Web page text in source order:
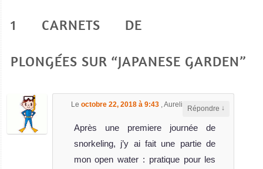
Le site de plongée de Laem Thian est situé sur la côte est
de l'île de Koh Tao. C'est un spot sous-marin facile et d...
Notre avis
Green Rock
de plongée de Koh Tao. Il consiste en plusieurs
formations roch...
Notre avis
Twins
Le spot sous-marin de Twins, aussi appelé Twin Peaks,
1 CARNETS DE
PLONGÉES SUR “JAPANESE GARDEN”
Le octobre 22, 2018 à 9:43 Aurelie a dit :
Après une premiere journée de
snorkeling, j’y ai fait une partie de
mon open water : pratique pour les
Répondre ↓